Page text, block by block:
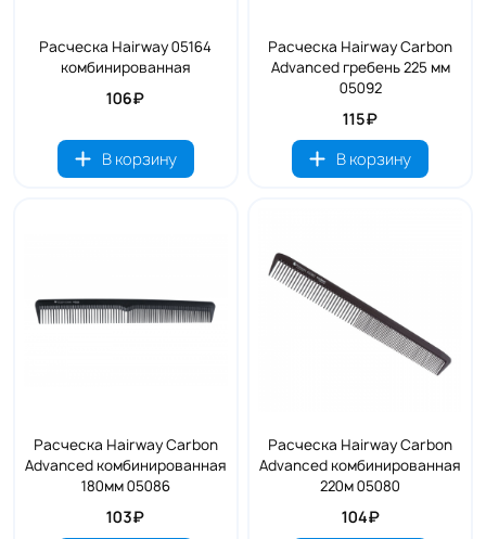
Расческа Hairway 05164
комбинированная
106₽
В корзину
Расческа Hairway Carbon
Advanced гребень 225 мм
05092
115₽
В корзину
Расческа Hairway Carbon
Advanced комбинированная
180мм 05086
103₽
Расческа Hairway Carbon
Advanced комбинированная
220м 05080
104₽